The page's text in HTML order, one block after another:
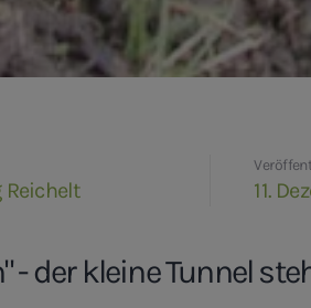
Reichelt 11.
- der kleine Tunnel